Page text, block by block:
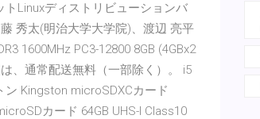
トLinuxディストリビューションバ
秀太(明治大学大学院)、渡辺 亮平
1600MHz PC3-12800 8GB (4GBx2
、通常配送無料（一部除く）。 i5
ン Kingston microSDXCカード
カード 64GB UHS-I Class10